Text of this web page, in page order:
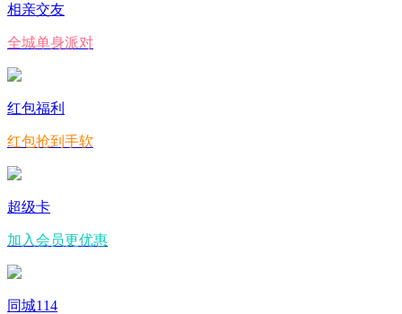
相亲交友
全城单身派对
红包福利
红包抢到手软
超级卡
加入会员更优惠
同城114